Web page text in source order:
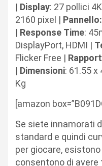
| Display: 27 pollici
2160 pixel | Pannello:
| Response Time:
DisplayPort, HDMI |
Flicker Free |
| Dimensioni: ‎61.55 x
Kg
[amazon
Se siete innamorati
standard e quindi
per giocare,
consentono di avere